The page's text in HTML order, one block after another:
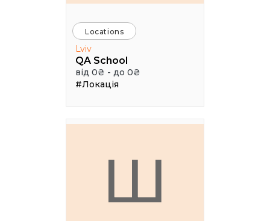
Locations
Lviv
QA School
від 0₴ - до 0₴
#Локація
Ш